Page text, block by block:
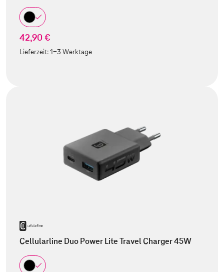
42,90 €
Lieferzeit:1-3 Werktage
Cellularline Duo Power Lite Travel Charger 45W